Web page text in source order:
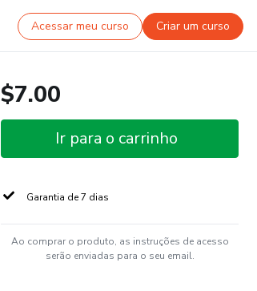
Acessar meu curso Criar um curso
$7.00
Ir para o carrinho
Garantia de 7 dias
Ao comprar o produto, as instruções de acesso
serão enviadas para o seu email.